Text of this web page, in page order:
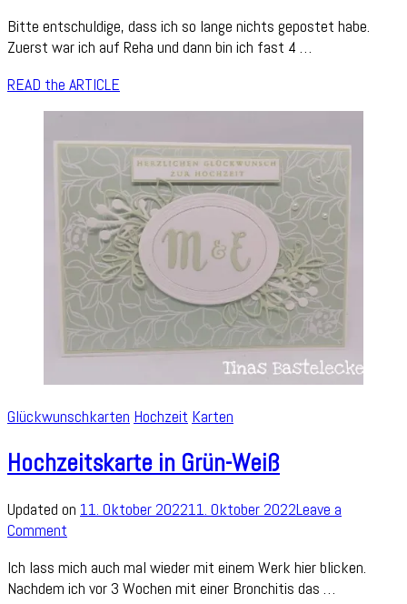
zur
Hochzeit
Bitte entschuldige, dass ich so lange nichts gepostet habe.
Zuerst war ich auf Reha und dann bin ich fast 4 …
READ the ARTICLE
Glückwunschkarten Hochzeit Karten
Hochzeitskarte in Grün-Weiß
Updated on 11. Oktober 202211. Oktober 2022Leave a
Comment
in
Grün-
Ich lass mich auch mal wieder mit einem Werk hier blicken.
Nachdem ich vor 3 Wochen mit einer Bronchitis das …